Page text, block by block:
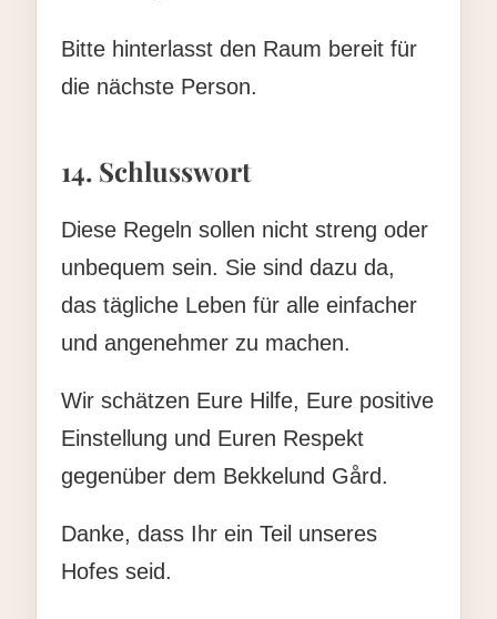
Bitte hinterlasst den Raum bereit für
die nächste Person.
14. Schlusswort
Diese Regeln sollen nicht streng oder
unbequem sein. Sie sind dazu da,
das tägliche Leben für alle einfacher
und angenehmer zu machen.
Wir schätzen Eure Hilfe, Eure positive
Einstellung und Euren Respekt
gegenüber dem Bekkelund Gård.
Danke, dass Ihr ein Teil unseres
Hofes seid.